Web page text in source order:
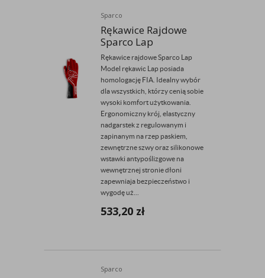
Sparco
Rękawice Rajdowe
Sparco Lap
Rękawice rajdowe Sparco Lap
Model rękawic Lap posiada
homologację FIA. Idealny wybór
dla wszystkich, którzy cenią sobie
wysoki komfort użytkowania.
Ergonomiczny krój, elastyczny
nadgarstek z regulowanym i
zapinanym na rzep paskiem,
zewnętrzne szwy oraz silikonowe
wstawki antypoślizgowe na
wewnętrznej stronie dłoni
zapewniaja bezpieczeństwo i
wygodę uż...
533,20 zł
Sparco